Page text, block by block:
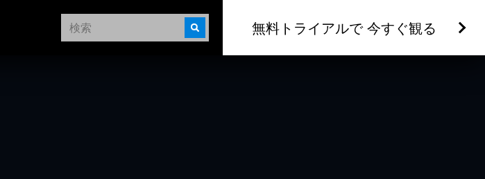
無料トライアルで 今すぐ観る